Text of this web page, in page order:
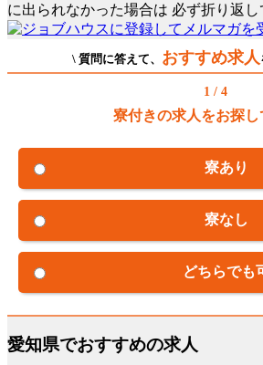
に出られなかった場合は 必ず折り返
\ 質問に答えて、 おすすめ求人
1 / 4
寮付きの求人をお探し
寮あり
寮なし
どちらでも
愛知県でおすすめの求人